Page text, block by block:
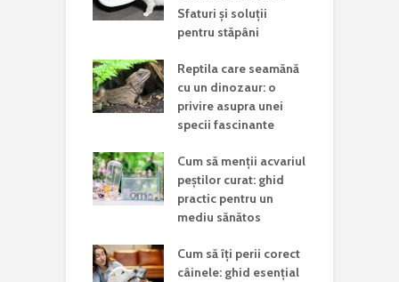
Sfaturi și soluții
pentru stăpâni
Reptila care seamănă
cu un dinozaur: o
privire asupra unei
specii fascinante
Cum să menții acvariul
peștilor curat: ghid
practic pentru un
mediu sănătos
Cum să îți perii corect
câinele: ghid esențial